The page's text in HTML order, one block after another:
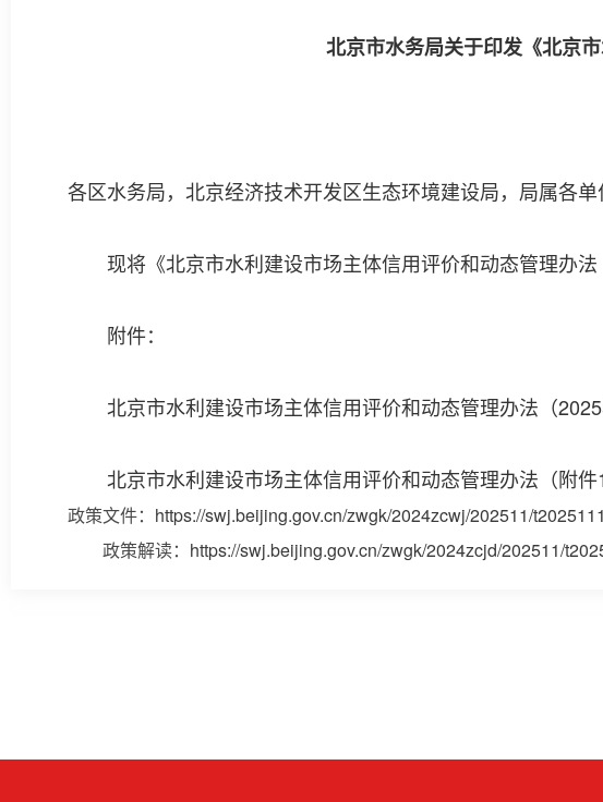
北京市水务局关于印发《北京
各区水务局，北京经济技术开发区生态环境建设局，局属各单
现将《北京市水利建设市场主体信用评价和动态管理
附件：
北京市水利建设市场主体信用评价和动态管理办法（2025
北京市水利建设市场主体信用评价和动态管理办法（附件
政策文件： https://swj.beijing.gov.cn/zwgk/2024zcwj/202511/
政策解读： https://swj.beijing.gov.cn/zwgk/2024zcjd/202511/